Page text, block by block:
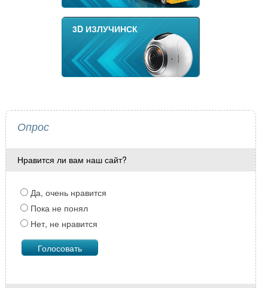
3D ИЗЛУЧИНСК
Опрос
Нравится ли вам наш сайт?
Да, очень нравится
Пока не понял
Нет, не нравится